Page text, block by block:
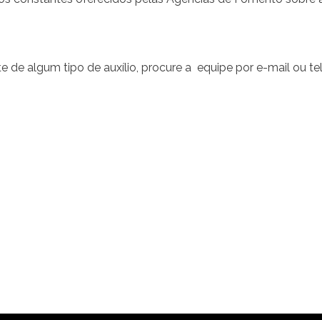
de algum tipo de auxílio, procure a equipe por e-mail ou